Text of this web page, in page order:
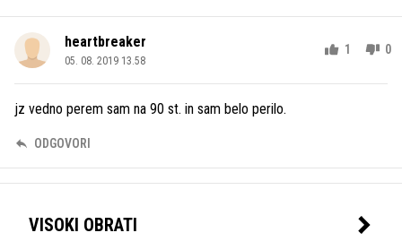
heartbreaker
05. 08. 2019 13.58
1 0
jz vedno perem sam na 90 st. in sam belo perilo.
ODGOVORI
VISOKI OBRATI